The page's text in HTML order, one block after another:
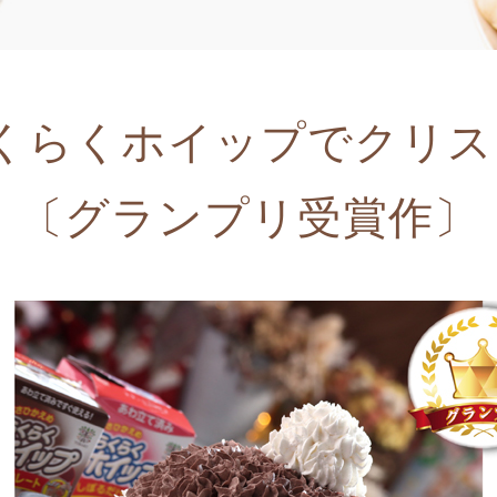
らくホイップでクリ
〔グランプリ受賞作〕